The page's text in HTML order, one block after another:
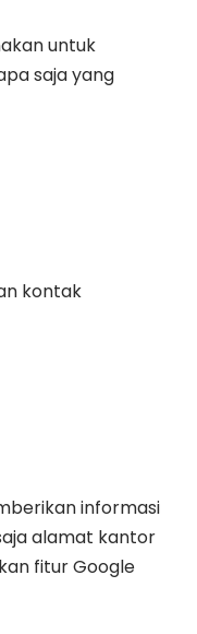
untuk
saja yang
kontak
informasi
alamat kantor
fitur Google